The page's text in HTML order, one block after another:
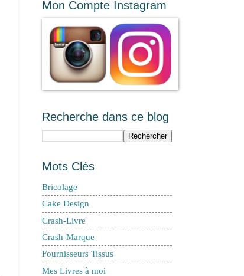
Mon Compte Instagram
Recherche dans ce blog
Mots Clés
Bricolage
Cake Design
Crash-Livre
Crash-Marque
Fournisseurs Tissus
Mes Livres à moi